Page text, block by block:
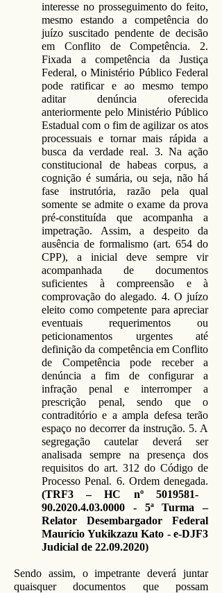
interesse no prosseguimento do feito,
mesmo estando a competência do
juízo suscitado pendente de decisão
em Conflito de Competência. 2.
Fixada a competência da Justiça
Federal, o Ministério Público Federal
pode ratificar e ao mesmo tempo
aditar denúncia oferecida
anteriormente pelo Ministério Público
Estadual com o fim de agilizar os atos
processuais e tornar mais rápida a
busca da verdade real. 3. Na ação
constitucional de habeas corpus, a
cognição é sumária, ou seja, não há
fase instrutória, razão pela qual
somente se admite o exame da prova
pré-constituída que acompanha a
impetração. Assim, a despeito da
ausência de formalismo (art. 654 do
CPP), a inicial deve sempre vir
acompanhada de documentos
suficientes à compreensão e à
comprovação do alegado. 4. O juízo
eleito como competente para apreciar
eventuais requerimentos ou
peticionamentos urgentes até
definição da competência em Conflito
de Competência pode receber a
denúncia a fim de configurar a
infração penal e interromper a
prescrição penal, sendo que o
contraditório e a ampla defesa terão
espaço no decorrer da instrução. 5. A
segregação cautelar deverá ser
analisada sempre na presença dos
requisitos do art. 312 do Código de
Processo Penal. 6. Ordem denegada.
(TRF3 – HC nº 5019581-
90.2020.4.03.0000 - 5ª Turma –
Relator Desembargador Federal
Maurício Yukikzazu Kato - e-DJF3
Judicial de 22.09.2020)
Sendo assim, o impetrante deverá juntar
quaisquer documentos que possam